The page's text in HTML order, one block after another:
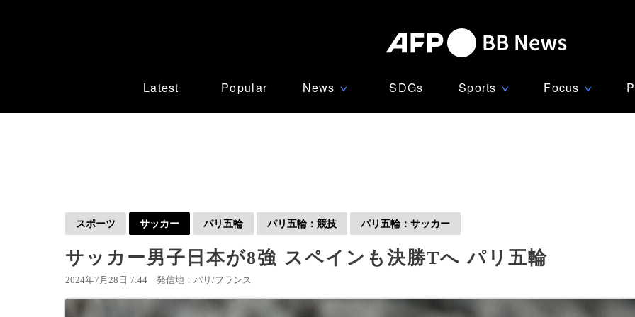
Latest Popular News ∨ SDGs Sports ∨ Focus ∨
スポーツ サッカー パリ五輪 パリ五輪：競技 パリ五輪：サッカー
サッカー男子日本が8強 スペインも決勝Tへ パリ五輪
2024年7月28日 7:44 発信地：パリ/フランス